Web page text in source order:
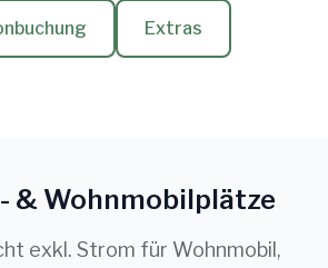
Extras
& Wohnmobilplätze
exkl. Strom für Wohnmobil,